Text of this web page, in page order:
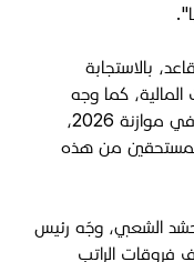
بالاستجابة
كما وجه
بتدقيق جميع المستحقات لغرض إدراجها في موازنة 2026،
المستحقين من هذه
الشعبي، وجّه رئيس
فروقات الراتب